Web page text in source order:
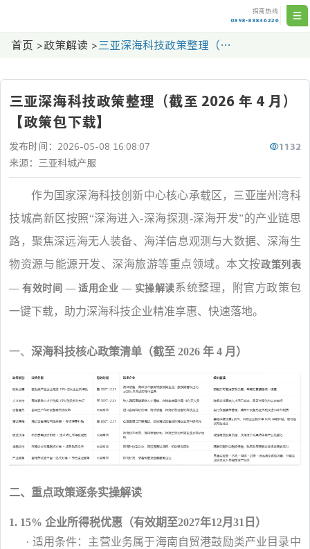
招商热线
0898-88836226
首页 >政策解读 > 三亚深海科技政策整理（截至 2026 年 4 月）【政策包下载】
三亚深海科技政策整理（截至 2026 年 4 月）
【政策包下载】
发布时间：2026-05-08 16:08:07
来源：三亚科城产服
1132
作为国家深海科技创新中心核心承载区，三亚崖州湾科
技城高新区按照“深海进入-深海探测-深海开发”的产业链思
路，聚焦深远海无人装备、海洋信息观测与大数据、深海生
物资源与能源开发、深海旅游等重点领域。本文按政策列表
— 有效时间 — 适用企业 — 实操解读 系统整理，附官方政策包
一键下载，助力深海科技企业精准享惠、快速落地。
一、 深海科技核心政策清单（截至 2026 年 4 月）
二、重点政策逐条实操解读
1. 15% 企业所得税优惠（有效期至2027年12月31日 ）
· 适用条件：主营业务属于海南自贸港鼓励类产业目录中